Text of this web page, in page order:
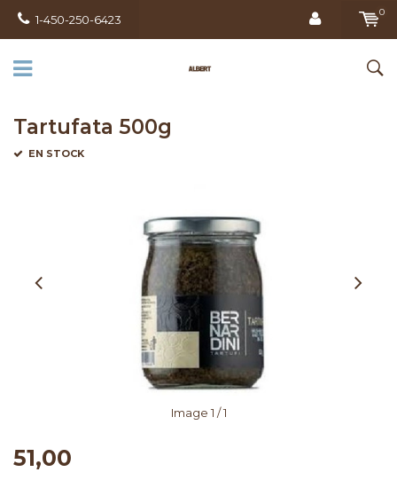
1-450-250-6423
0
Tartufata 500g
EN STOCK
Image 1 / 1
51,00